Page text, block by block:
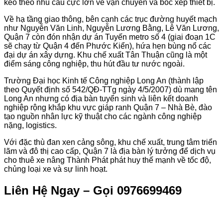
kéo theo nhu cầu cực lớn về vận chuyển và bốc xếp thiết bị.
Về hạ tầng giao thông, bên cạnh các trục đường huyết mạch
như Nguyễn Văn Linh, Nguyễn Lương Bằng, Lê Văn Lương,
Quận 7 còn đón nhận dự án Tuyến metro số 4 (giai đoạn 1C
sẽ chạy từ Quận 4 đến Phước Kiển), hứa hẹn bùng nổ các
đại dự án xây dựng. Khu chế xuất Tân Thuận cũng là một
điểm sáng công nghiệp, thu hút đầu tư nước ngoài.
Trường Đại học Kinh tế Công nghiệp Long An (thành lập
theo Quyết định số 542/QĐ-TTg ngày 4/5/2007) dù mang tên
Long An nhưng có địa bàn tuyển sinh và liên kết doanh
nghiệp rộng khắp khu vực giáp ranh Quận 7 – Nhà Bè, đào
tạo nguồn nhân lực kỹ thuật cho các ngành công nghiệp
nặng, logistics.
Với đặc thù đan xen cảng sông, khu chế xuất, trung tâm triển
lãm và đô thị cao cấp, Quận 7 là địa bàn lý tưởng để dịch vụ
cho thuê xe nâng Thành Phát phát huy thế mạnh về tốc độ,
chủng loại xe và sự linh hoạt.
Liên Hệ Ngay – Gọi 0976699469